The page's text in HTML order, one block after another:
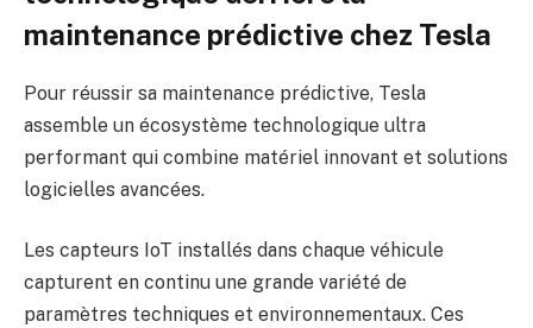
maintenance prédictive chez Tesla
Pour réussir sa maintenance prédictive, Tesla
assemble un écosystème technologique ultra
performant qui combine matériel innovant et solutions
logicielles avancées.
Les capteurs IoT installés dans chaque véhicule
capturent en continu une grande variété de
paramètres techniques et environnementaux. Ces